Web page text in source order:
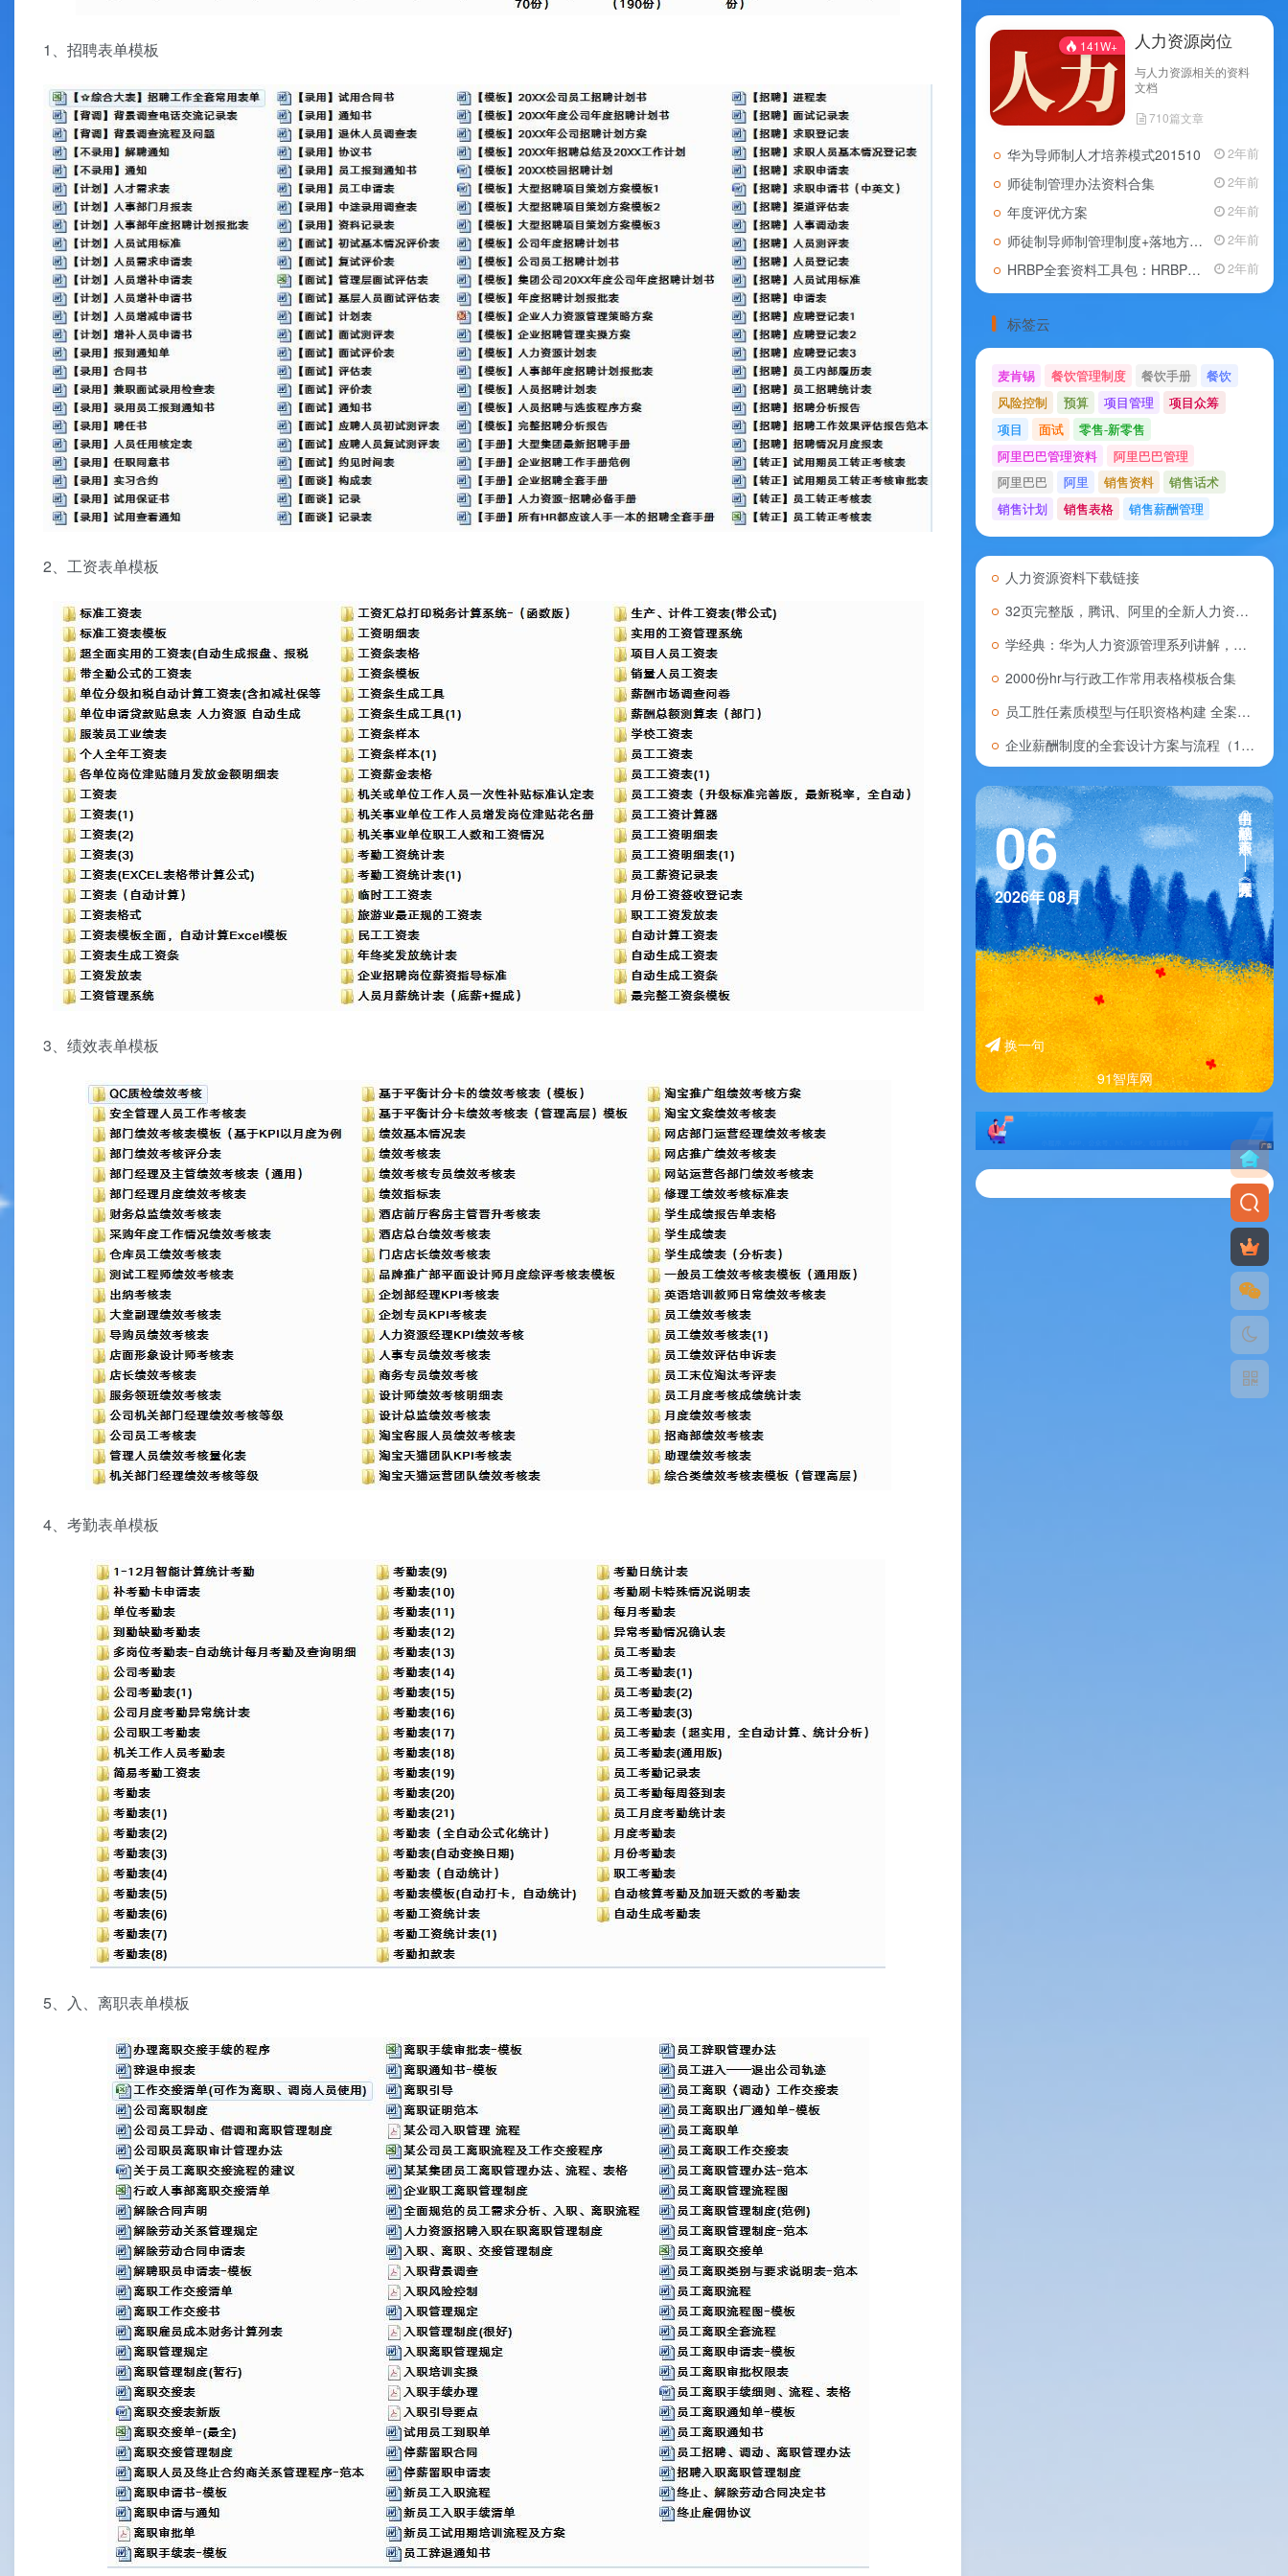
1、招聘表单模板
2、工资表单模板
3、绩效表单模板
4、考勤表单模板
5、入、离职表单模板
141W+ 人力资源岗位
与人力资源相关的资料
文档
710篇文章
华为导师制人才培养模式201510 2年前
师徒制管理办法资料合集 2年前
年度评优方案 2年前
师徒制导师制管理制度+落地方案+协议范本 2年前
HRBP全套资料工具包：HRBP的作用，HRBP的职责，HRBP的技能 2年前
标签云
麦肯锡 餐饮管理制度 餐饮手册
餐饮
风险控制
预算 项目管理
项目众筹
项目
面试
零售-新零售
阿里巴巴管理资料
阿里巴巴管理
阿里巴巴
阿里 销售资料
销售话术
销售计划
销售表格 销售薪酬管理
人力资源资料下载链接
32页完整版，腾讯、阿里的全新人力资源管理模式，推荐学习！
学经典：华为人力资源管理系列讲解，看懂华为人力资源管理精髓，干货分享！
2000份hr与行政工作常用表格模板合集
员工胜任素质模型与任职资格构建 全案合集420
企业薪酬制度的全套设计方案与流程（107份）
06
2026年08月
山中何事？松花酿酒，春水煎茶。——元张可久《人月圆》
换一句
91智库网